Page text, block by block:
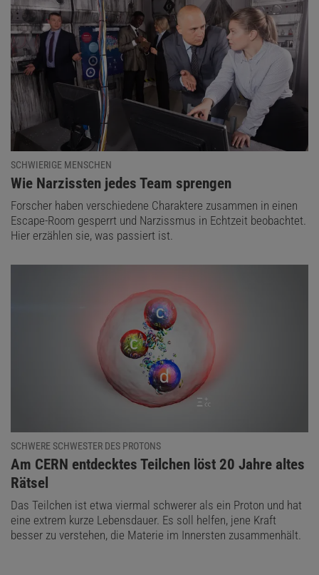
SCHWIERIGE MENSCHEN
:
Wie Narzissten jedes Team sprengen
Forscher haben verschiedene Charaktere zusammen in einen
Escape-Room gesperrt und Narzissmus in Echtzeit beobachtet.
Hier erzählen sie, was passiert ist.
SCHWERE SCHWESTER DES PROTONS
:
Am CERN entdecktes Teilchen löst 20 Jahre altes
Rätsel
Das Teilchen ist etwa viermal schwerer als ein Proton und hat
eine extrem kurze Lebensdauer. Es soll helfen, jene Kraft
besser zu verstehen, die Materie im Innersten zusammenhält.